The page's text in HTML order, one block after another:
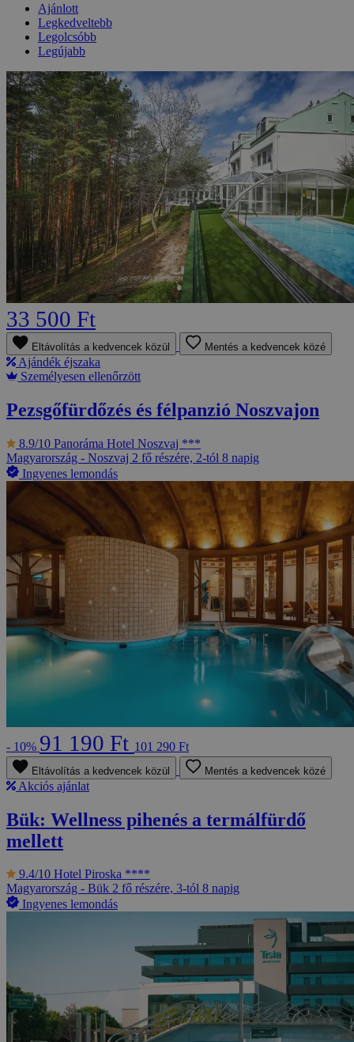
Ajánlott
Legkedveltebb
Legolcsóbb
Legújabb
33 500 Ft
Eltávolítás a kedvencek közül Mentés a kedvencek közé
Ajándék éjszaka
Személyesen ellenőrzött
Pezsgőfürdőzés és félpanzió Noszvajon
8.9/10 Panoráma Hotel Noszvaj ***
Magyarország - Noszvaj 2 fő részére, 2-tól 8 napig
Ingyenes lemondás
- 10% 91 190 Ft 101 290 Ft
Eltávolítás a kedvencek közül Mentés a kedvencek közé
Akciós ajánlat
Bük: Wellness pihenés a termálfürdő
mellett
9.4/10 Hotel Piroska ****
Magyarország - Bük 2 fő részére, 3-tól 8 napig
Ingyenes lemondás